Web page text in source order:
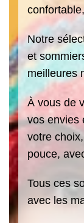
Notre
et
meilleures
À vous de
vos envies
votre
pouce,
Tous ces
avec les